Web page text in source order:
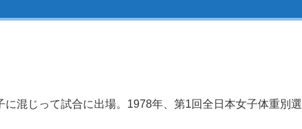
混じって試合に出場。1978年、第1回全日本女子体重別選